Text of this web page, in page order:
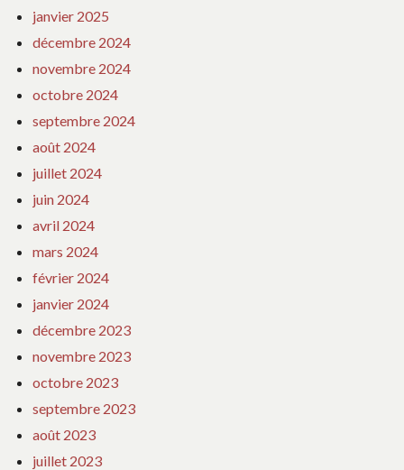
janvier 2025
décembre 2024
novembre 2024
octobre 2024
septembre 2024
août 2024
juillet 2024
juin 2024
avril 2024
mars 2024
février 2024
janvier 2024
décembre 2023
novembre 2023
octobre 2023
septembre 2023
août 2023
juillet 2023